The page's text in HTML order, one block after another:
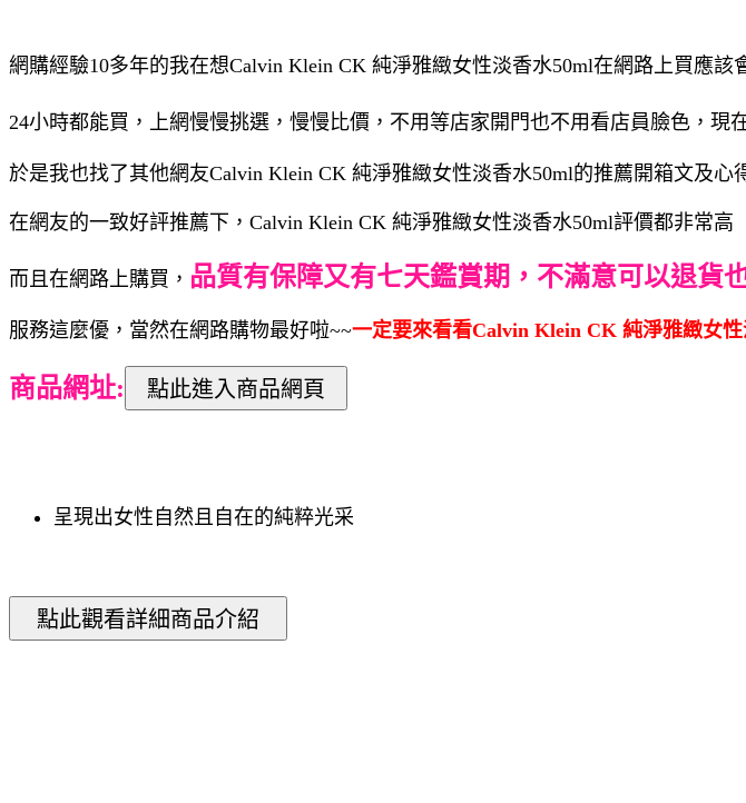
網購經驗10多年的我在想Calvin Klein CK 純淨雅緻女性淡香水50ml在網路上買應該
24小時都能買，上網慢慢挑選，慢慢比價，不用等店家開門也不用看店員臉色，現
於是我也找了其他網友Calvin Klein CK 純淨雅緻女性淡香水50ml的推薦開箱文及心
在網友的一致好評推薦下，Calvin Klein CK 純淨雅緻女性淡香水50ml評價都非常高
而且在網路上購買， 品質有保障又有七天鑑賞期，不滿意可以退貨
服務這麼優，當然在網路購物最好啦~~一定要來看看Calvin Klein CK 純淨雅緻女性
商品網址:
呈現出女性自然且自在的純粹光采